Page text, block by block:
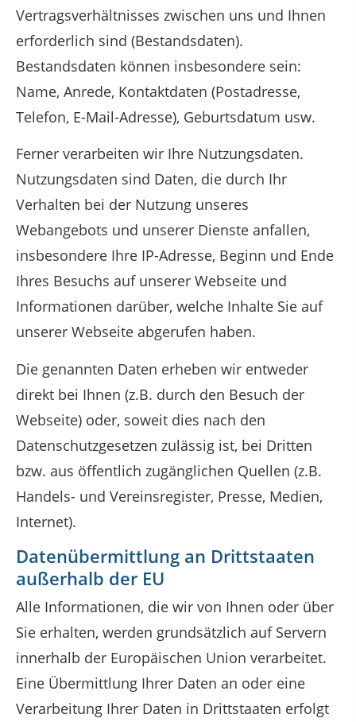
Vertragsverhältnisses zwischen uns und Ihnen
erforderlich sind (Bestandsdaten).
Bestandsdaten können insbesondere sein:
Name, Anrede, Kontaktdaten (Postadresse,
Telefon, E-Mail-Adresse), Geburtsdatum usw.
Ferner verarbeiten wir Ihre Nutzungsdaten.
Nutzungsdaten sind Daten, die durch Ihr
Verhalten bei der Nutzung unseres
Webangebots und unserer Dienste anfallen,
insbesondere Ihre IP-Adresse, Beginn und Ende
Ihres Besuchs auf unserer Webseite und
Informationen darüber, welche Inhalte Sie auf
unserer Webseite abgerufen haben.
Die genannten Daten erheben wir entweder
direkt bei Ihnen (z.B. durch den Besuch der
Webseite) oder, soweit dies nach den
Datenschutzgesetzen zulässig ist, bei Dritten
bzw. aus öffentlich zugänglichen Quellen (z.B.
Handels- und Vereinsregister, Presse, Medien,
Internet).
Datenübermittlung an Drittstaaten
außerhalb der EU
Alle Informationen, die wir von Ihnen oder über
Sie erhalten, werden grundsätzlich auf Servern
innerhalb der Europäischen Union verarbeitet.
Eine Übermittlung Ihrer Daten an oder eine
Verarbeitung Ihrer Daten in Drittstaaten erfolgt